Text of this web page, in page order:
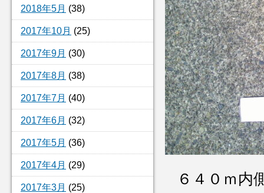
2018年5月 (38)
2017年10月 (25)
2017年9月 (30)
2017年8月 (38)
2017年7月 (40)
2017年6月 (32)
2017年5月 (36)
2017年4月 (29)
2017年3月 (25)
６４０ｍ